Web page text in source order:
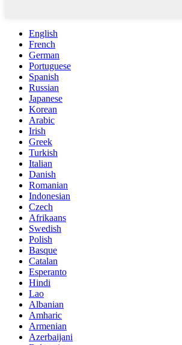
English
French
German
Portuguese
Spanish
Russian
Japanese
Korean
Arabic
Irish
Greek
Turkish
Italian
Danish
Romanian
Indonesian
Czech
Afrikaans
Swedish
Polish
Basque
Catalan
Esperanto
Hindi
Lao
Albanian
Amharic
Armenian
Azerbaijani